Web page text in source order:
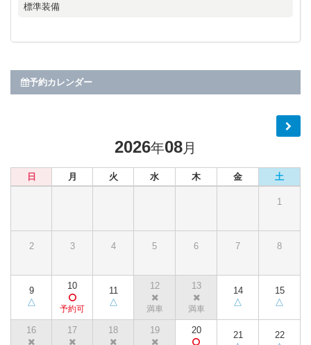
標準装備
予約カレンダー
2026年08月
日 月 火 水 木 金 土
1
2 3 4 5 6 7 8
9 10 11 12 13 14 15
16 17 18 19 20 21 22